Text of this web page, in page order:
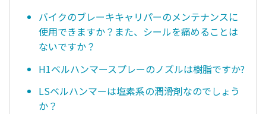
バイクのブレーキキャリパーのメンテナンスに
使用できますか？また、シールを痛めることは
ないですか？
H1ベルハンマースプレーのノズルは樹脂ですか?
LSベルハンマーは塩素系の潤滑剤なのでしょう
か？